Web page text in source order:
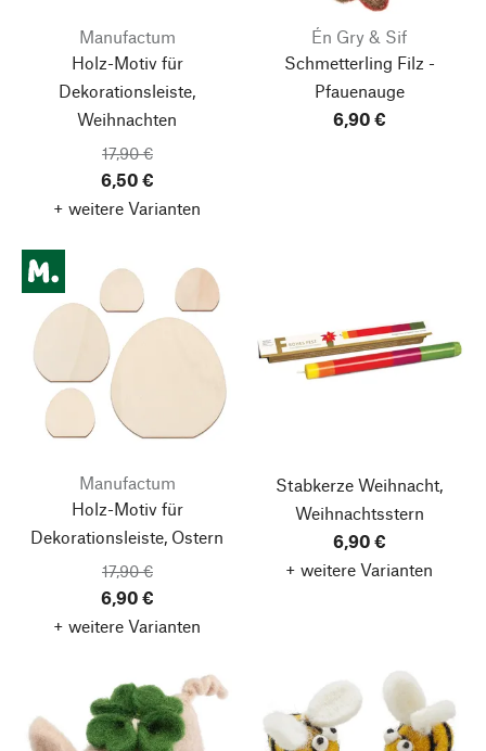
Manufactum
Holz-Motiv für
Dekorationsleiste,
Weihnachten
17,90 €
6,50 €
+ weitere Varianten
Én Gry & Sif
Schmetterling Filz -
Pfauenauge
6,90 €
Manufactum
Holz-Motiv für
Dekorationsleiste, Ostern
17,90 €
6,90 €
+ weitere Varianten
Stabkerze Weihnacht,
Weihnachtsstern
6,90 €
+ weitere Varianten